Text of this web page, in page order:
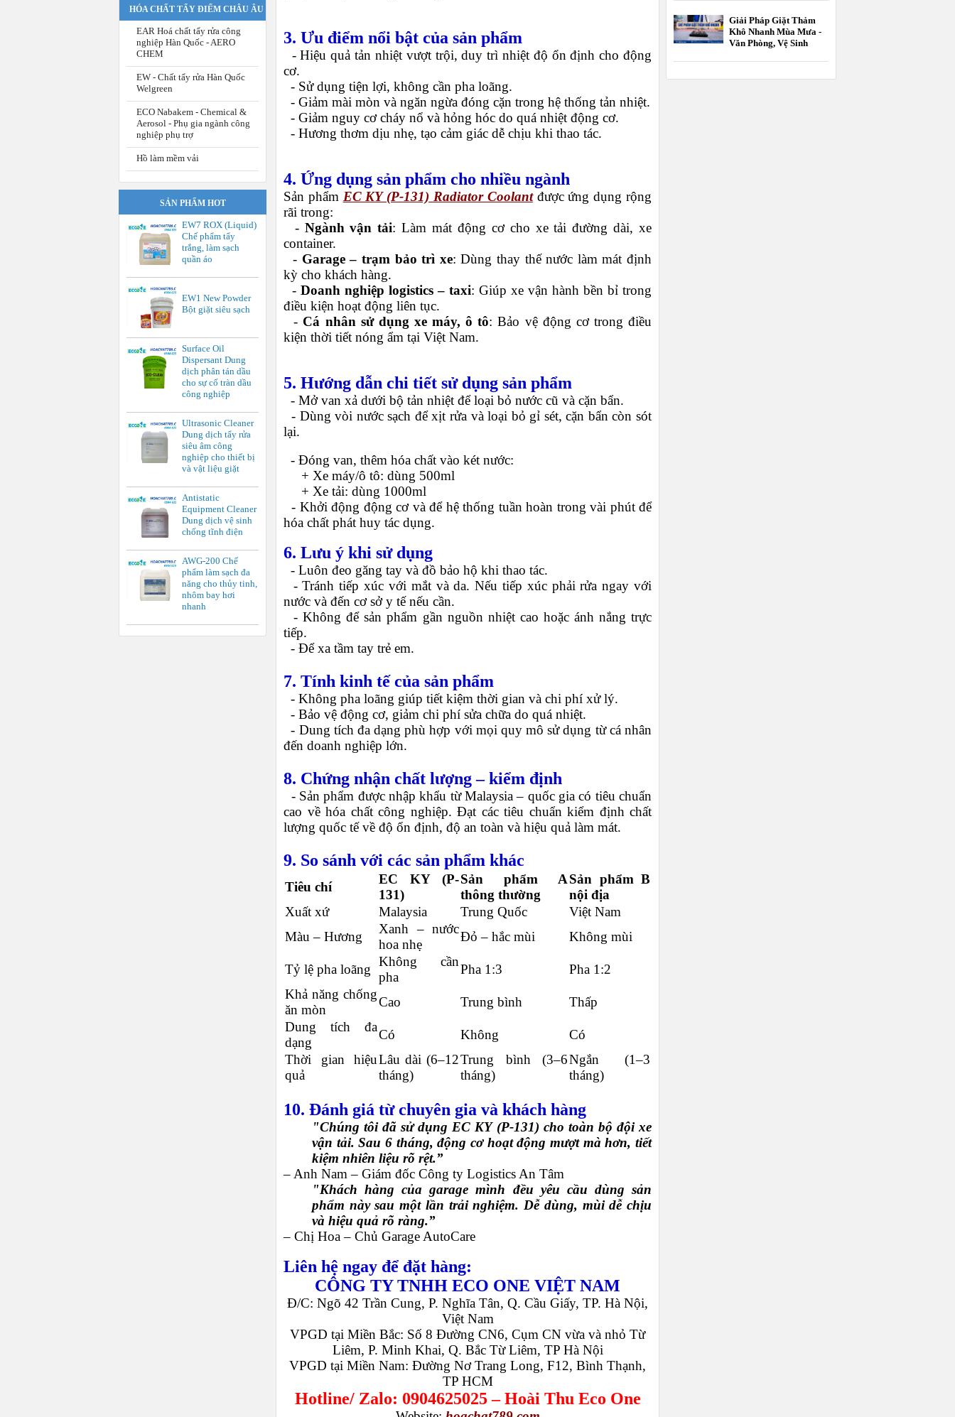
HÓA CHẤT TẨY ĐIỂM CHÂU ÂU
EAR Hoá chất tẩy rửa công
nghiệp Hàn Quốc - AERO
CHEM
EW - Chất tẩy rửa Hàn Quốc
Welgreen
ECO Nabakem - Chemical &
Aerosol - Phụ gia ngành công
nghiệp phụ trợ
Hồ làm mềm vải
SẢN PHẨM HOT
EW7 ROX (Liquid)
Chế phẩm tẩy
trắng, làm sạch
quần áo
EW1 New Powder
Bột giặt siêu sạch
Surface Oil
Dispersant Dung
dịch phân tán dầu
cho sự cố tràn dầu
công nghiệp
Ultrasonic Cleaner
Dung dịch tẩy rửa
siêu âm công
nghiệp cho thiết bị
và vật liệu giặt
Antistatic
Equipment Cleaner
Dung dịch vệ sinh
chống tĩnh điện
AWG-200 Chế
phẩm làm sạch đa
năng cho thủy tinh,
nhôm bay hơi
nhanh
3. Ưu điểm nổi bật của sản phẩm
-Hiệu quả tản nhiệt vượt trội, duy trì nhiệt độ ổn định cho động
cơ.
- Sử dụng tiện lợi, không cần pha loãng.
- Giảm mài mòn và ngăn ngừa đóng cặn trong hệ thống tản nhiệt.
- Giảm nguy cơ cháy nổ và hỏng hóc do quá nhiệt động cơ.
- Hương thơm dịu nhẹ, tạo cảm giác dễ chịu khi thao tác.
4. Ứng dụng sản phẩm cho nhiều ngành
Sản phẩm EC KY (P-131) Radiator Coolantđược ứng dụng rộng
rãi trong:
- Ngành vận tải: Làm mát động cơ cho xe tải đường dài, xe
container.
- Garage – trạm bảo trì xe: Dùng thay thế nước làm mát định
kỳ cho khách hàng.
- Doanh nghiệp logistics – taxi: Giúp xe vận hành bền bỉ trong
điều kiện hoạt động liên tục.
- Cá nhân sử dụng xe máy, ô tô: Bảo vệ động cơ trong điều
kiện thời tiết nóng ẩm tại Việt Nam.
5. Hướng dẫn chi tiết sử dụng sản phẩm
- Mở van xả dưới bộ tản nhiệt để loại bỏ nước cũ và cặn bẩn.
- Dùng vòi nước sạch để xịt rửa và loại bỏ gỉ sét, cặn bẩn còn sót
lại.
- Đóng van, thêm hóa chất vào két nước:
+ Xe máy/ô tô: dùng 500ml
+ Xe tải: dùng 1000ml
- Khởi động động cơ và để hệ thống tuần hoàn trong vài phút để
hóa chất phát huy tác dụng.
6. Lưu ý khi sử dụng
- Luôn đeo găng tay và đồ bảo hộ khi thao tác.
-Tránh tiếp xúc với mắt và da. Nếu tiếp xúc phải rửa ngay với
nước và đến cơ sở y tế nếu cần.
-Không để sản phẩm gần nguồn nhiệt cao hoặc ánh nắng trực
tiếp.
- Để xa tầm tay trẻ em.
7. Tính kinh tế của sản phẩm
- Không pha loãng giúp tiết kiệm thời gian và chi phí xử lý.
- Bảo vệ động cơ, giảm chi phí sửa chữa do quá nhiệt.
- Dung tích đa dạng phù hợp với mọi quy mô sử dụng từ cá nhân
đến doanh nghiệp lớn.
8. Chứng nhận chất lượng – kiểm định
- Sản phẩm được nhập khẩu từ Malaysia – quốc gia có tiêu chuẩn
cao về hóa chất công nghiệp. Đạt các tiêu chuẩn kiểm định chất
lượng quốc tế về độ ổn định, độ an toàn và hiệu quả làm mát.
9. So sánh với các sản phẩm khác
Tiêu chí
EC KY (P-
131)
Sản phẩm A
thông thường
Sản phẩm B
nội địa
Xuất xứ
Malaysia Trung Quốc
Việt Nam
Màu – Hương
Xanh – nước
hoa nhẹ
Đỏ – hắc mùi Không mùi
Tỷ lệ pha loãng
Không cần
pha
Pha 1:3
Pha 1:2
Khả năng chống
ăn mòn
Cao Trung bình
Thấp
Dung tích đa
dạng
Có Không
Có
Thời gian hiệu
quả
Lâu dài (6–12
tháng)
Trung bình (3–6
tháng)
Ngắn (1–3
tháng)
10. Đánh giá từ chuyên gia và khách hàng
"Chúng tôi đã sử dụng EC KY (P-131) cho toàn bộ đội xe
vận tải. Sau 6 tháng, động cơ hoạt động mượt mà hơn, tiết
kiệm nhiên liệu rõ rệt.”
– Anh Nam – Giám đốc Công ty Logistics An Tâm
"Khách hàng của garage mình đều yêu cầu dùng sản
phẩm này sau một lần trải nghiệm. Dễ dùng, mùi dễ chịu
và hiệu quả rõ ràng.”
– Chị Hoa – Chủ Garage AutoCare
Liên hệ ngay để đặt hàng:
CÔNG TY TNHH ECO ONE VIỆT NAM
Đ/C: Ngõ 42 Trần Cung, P. Nghĩa Tân, Q. Cầu Giấy, TP. Hà Nội,
Việt Nam
VPGD tại Miền Bắc: Số 8 Đường CN6, Cụm CN vừa và nhỏ Từ
Liêm, P. Minh Khai, Q. Bắc Từ Liêm, TP Hà Nội
VPGD tại Miền Nam: Đường Nơ Trang Long, F12, Bình Thạnh,
TP HCM
Hotline/ Zalo: 0904625025 – Hoài Thu Eco One
Giải Pháp Giặt Thảm
Khô Nhanh Mùa Mưa -
Văn Phòng, Vệ Sinh